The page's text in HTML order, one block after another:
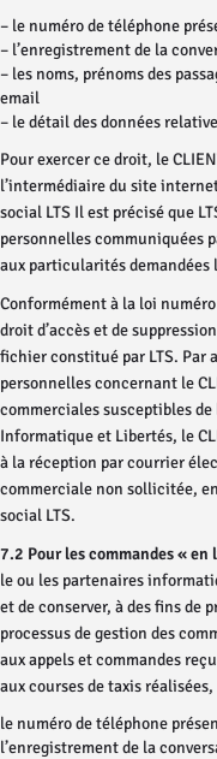
– le numéro de téléphone
– l’enregistrement de la
– les noms, prénoms des
email
– le détail des données
Pour exercer ce droit, le
l’intermédiaire du site
social LTS Il est précisé que
personnelles communiquées
aux particularités demandées
Conformément à la loi
droit d’accès et de
fichier constitué par LTS. Par
personnelles concernant le
commerciales susceptibles
Informatique et Libertés, le
à la réception par courrier
commerciale non sollicitée,
social LTS.
7.2 Pour les commandes « en
le ou les partenaires
et de conserver, à des fins de
processus de gestion des
aux appels et commandes
aux courses de taxis
le numéro de téléphone
l’enregistrement de la